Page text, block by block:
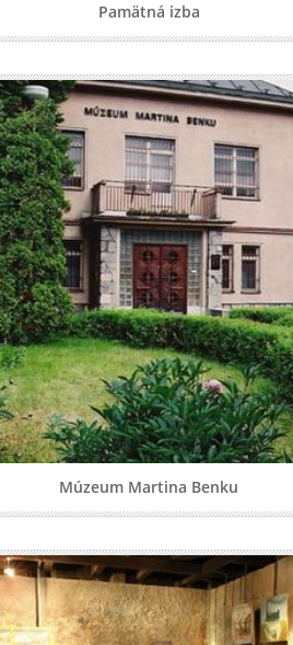
Pamätná izba
Múzeum Martina Benku